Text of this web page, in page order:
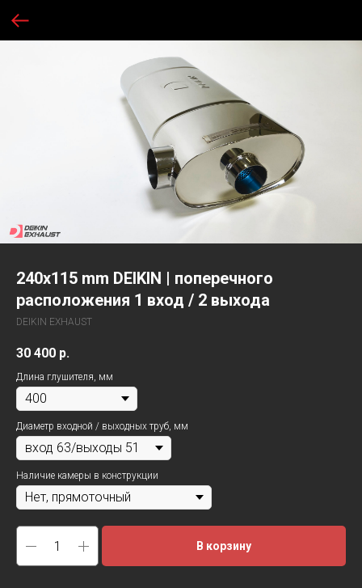
240х115 mm DEIKIN | поперечного
расположения 1 вход / 2 выхода
DEIKIN EXHAUST
30 400 р.
Длина глушителя, мм
Диаметр входной / выходных труб, мм
Наличие камеры в конструкции
В корзину